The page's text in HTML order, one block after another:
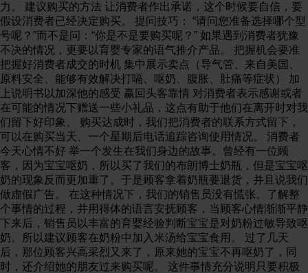
力。 建议购买的方法 让消费者作出承诺，这个时候要自信，要
假设消费者已经决定购买。 提问技巧： “请问您准备选择哪个型
号呢？”而不是问：“你是不是要购买呢？” 如果遇到消费者犹豫
不决的情况，更要以育婴专家的语气推介产品。 把握机会要准
把握好消费者成交的时机 集中展示卖点（导气管、来自美国、
原料安全、能够有效解决打嗝、呕奶、腹胀、肚痛等症状） 加
上说明书以加深他的感受 赢回头客靠情 对消费者表示感谢或者
在可能的情况下赠送一些小礼品，这点有助于他们在离开时对我
们留下好印象。 购买达成时，我们把消费者的联系方式留下，
可以在购买当天、一个星期后电话追踪咨询使用情况。 消费者
今天心情不好 举一个发生在我们身边的故事。曾经有一位顾
客，因为宝宝呕奶，所以买了我们的布朗博士奶瓶，但是宝宝呕
奶的现象反而更加重了。于是顾客拿着奶瓶要退货，并且说我们
做虚假广告。 在这种情况下，我们的销售员没有慌张。了解整
个事情的过程，并用得体的语言安抚顾客，当顾客心情渐渐平静
下来后，销售员以丰富的育婴经验判断宝宝是对奶粉过敏导致呕
奶。所以建议顾客在奶粉中加入米汤给宝宝食用。 过了几天
后，那位顾客兴高采烈又来了，原来她的宝宝不再呕奶了，同
时，还介绍她的朋友过来购买呢。 这件事情充分说明只要积极